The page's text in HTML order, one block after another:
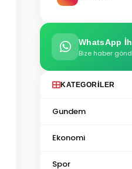
WhatsApp
Bize haber
KATEGORILER
Gundem
Ekonomi
Spor